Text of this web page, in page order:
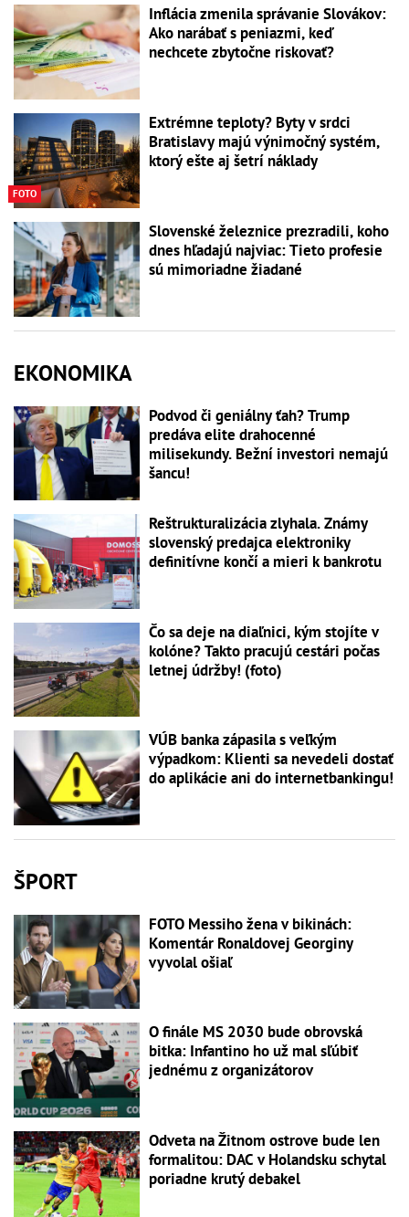
Inflácia zmenila správanie Slovákov:
Ako narábať s peniazmi, keď
nechcete zbytočne riskovať?
FOTO
Extrémne teploty? Byty v srdci
Bratislavy majú výnimočný systém,
ktorý ešte aj šetrí náklady
Slovenské železnice prezradili, koho
dnes hľadajú najviac: Tieto profesie
sú mimoriadne žiadané
EKONOMIKA
Podvod či geniálny ťah? Trump
predáva elite drahocenné
milisekundy. Bežní investori nemajú
šancu!
Reštrukturalizácia zlyhala. Známy
slovenský predajca elektroniky
definitívne končí a mieri k bankrotu
Čo sa deje na diaľnici, kým stojíte v
kolóne? Takto pracujú cestári počas
letnej údržby! (foto)
VÚB banka zápasila s veľkým
výpadkom: Klienti sa nevedeli dostať
do aplikácie ani do internetbankingu!
ŠPORT
FOTO Messiho žena v bikinách:
Komentár Ronaldovej Georginy
vyvolal ošiaľ
O finále MS 2030 bude obrovská
bitka: Infantino ho už mal sľúbiť
jednému z organizátorov
Odveta na Žitnom ostrove bude len
formalitou: DAC v Holandsku schytal
poriadne krutý debakel